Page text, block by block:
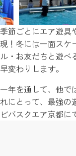
季節ごとにエア遊具
現！冬には一面スケ
ル・お友だちと遊べ
早変わりします。
一年を通して、他で
れにとって、最強の
ビバスクエア京都に